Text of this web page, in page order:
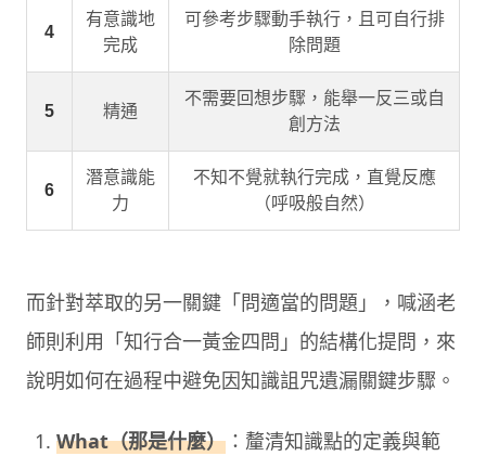
4
有意識地
完成
可參考步驟動手執行，且可自行排
除問題
5 精通
不需要回想步驟，能舉一反三或自
創方法
6
潛意識能
力
不知不覺就執行完成，直覺反應
（呼吸般自然）
而針對萃取的另一關鍵「問適當的問題」，喊涵老
師則利用「知行合一黃金四問」的結構化提問，來
說明如何在過程中避免因知識詛咒遺漏關鍵步驟。
What（那是什麼） ：釐清知識點的定義與範